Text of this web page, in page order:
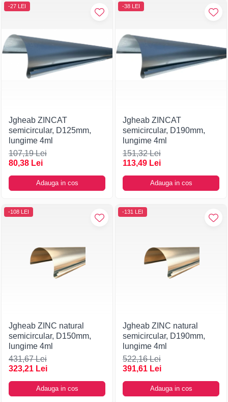
-27 LEI
Jgheab ZINCAT
semicircular, D125mm,
lungime 4ml
107,19 Lei
80,38 Lei
Adauga in cos
-38 LEI
Jgheab ZINCAT
semicircular, D190mm,
lungime 4ml
151,32 Lei
113,49 Lei
Adauga in cos
-108 LEI
Jgheab ZINC natural
semicircular, D150mm,
lungime 4ml
431,67 Lei
323,21 Lei
Adauga in cos
-131 LEI
Jgheab ZINC natural
semicircular, D190mm,
lungime 4ml
522,16 Lei
391,61 Lei
Adauga in cos